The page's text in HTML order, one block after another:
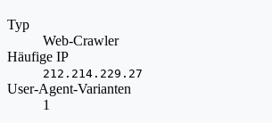
Typ
Web-Crawler
Häufige IP
212.214.229.27
User-Agent-Varianten
1